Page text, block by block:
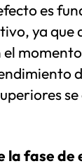
es
ya que
la fase de